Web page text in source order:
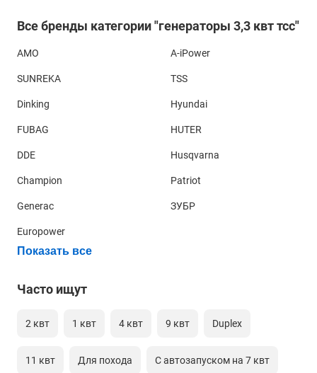
Все бренды категории "генераторы 3,3 квт тсс"
AMO A-iPower
SUNREKA TSS
Dinking Hyundai
FUBAG HUTER
DDE Husqvarna
Champion Patriot
Generac ЗУБР
Europower
Показать все
Часто ищут
2 квт 1 квт 4 квт 9 квт Duplex
11 квт Для похода С автозапуском на 7 квт